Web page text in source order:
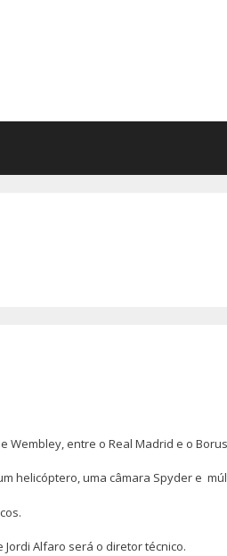
Wembley, entre o Real Madrid e o
helicóptero, uma câmara Spyder e
Alfaro será o diretor técnico.